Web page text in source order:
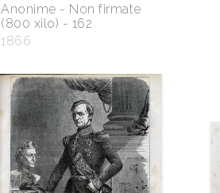
Anonime - Non firmate
(800 xilo) - 162
1866